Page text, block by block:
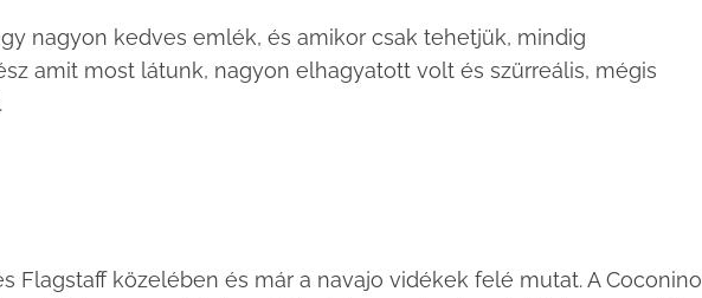
nagyon kedves emlék, és amikor csak tehetjük, mindig
amit most látunk, nagyon elhagyatott volt és szürreális, mégis
Flagstaff közelében és már a navajo vidékek felé mutat. A Coconino